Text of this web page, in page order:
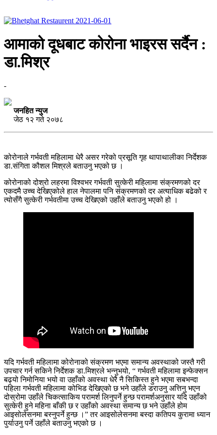
आमाको दूधबाट कोरोना भाइरस सर्दैन :
डा.मिश्र
-
जनहित न्युज
जेठ १२ गते २०७८
कोरोनाले गर्भवती महिलामा धेरै असर गरेको प्रसूति गृह थापाथालीका निर्देशक
डा.संगिता कौशल मिश्रले बताउनु भएको छ ।
कोरोनाको दोश्रो लहरमा विश्वभर गर्भवती सुत्केरी महिलामा संक्रमणको दर
एकदमै उच्च देखिएकोले हाल नेपालमा पनि संक्रमणको दर अत्याधिक बढेको र
त्योसँगै सुत्केरी गर्भवतीमा उच्च देखिएको उहाँले बताउनु भएको हो ।
यदि गर्भवती महिलामा कोरोनाको संक्रमण भएमा समान्य अवस्थाको जस्तै गरी
उपचार गर्न सकिने निर्देशक डा.मिश्रले भन्नुभयो, “ गर्भवती महिलामा इन्फेक्सन
बढ्यो निमोनिया भयो वा उहाँको अवस्था धेरै नै सिकिस्त हुने भएमा सबभन्दा
पहिला गर्भवती महिलामा कोभिड देखिएको छ भने उहाँले डराउनु अत्तिनु भएन
दोस्रोमा उहाँले चिकत्साकिय परामर्श लिनुपर्ने हुन्छ परामर्शअनुसार यदि उहाँको
सुत्केरी हुने महिना बाँकी छ र उहाँको अवस्था समान्य छ भने उहाँले होम
आइसोलेसनमा बस्नुपर्ने हुन्छ ।” तर आइसोलेसनमा बस्दा कतिपय कुरामा ध्यान
पुर्याउनु पर्ने उहाँले बताउनु भएको छ ।